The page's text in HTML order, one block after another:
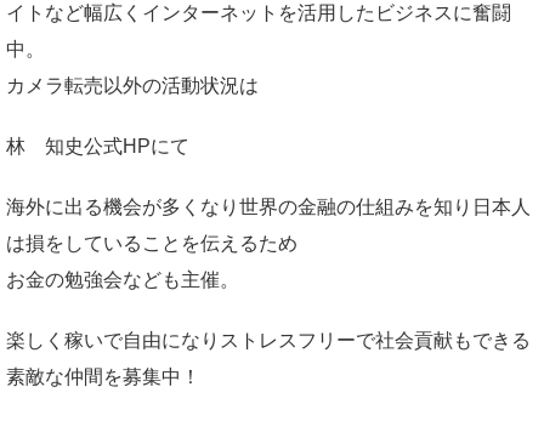
イトなど幅広くインターネットを活用したビジネスに奮闘
中。
カメラ転売以外の活動状況は
林 知史公式HPにて
海外に出る機会が多くなり世界の金融の仕組みを知り日本人
は損をしていることを伝えるため
お金の勉強会なども主催。
楽しく稼いで自由になりストレスフリーで社会貢献もできる
素敵な仲間を募集中！